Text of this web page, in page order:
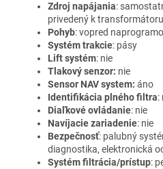
Zdroj napájania:
privedený k transformátoru
Pohyb: vopred
Systém trakcie: pásy
Lift systém: nie
Tlakový senzor: nie
Sensor NAV system: áno
Identifikácia plného filtra:
Diaľkové ovládanie: nie
Navíjacie zariadenie: nie
Bezpečnosť: palubný
diagnostika, elektronická
Systém filtrácia/prístup: